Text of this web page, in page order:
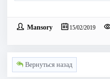
Mansory 15/02/2019
Вернуться назад